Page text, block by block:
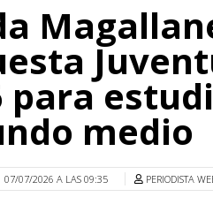
para
medio
07/07/2026 A LAS 09:35 PERIODISTA